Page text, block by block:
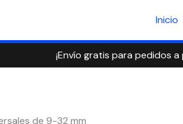
Inicio
¡Envío gratis para pedidos
de 9-32 mm